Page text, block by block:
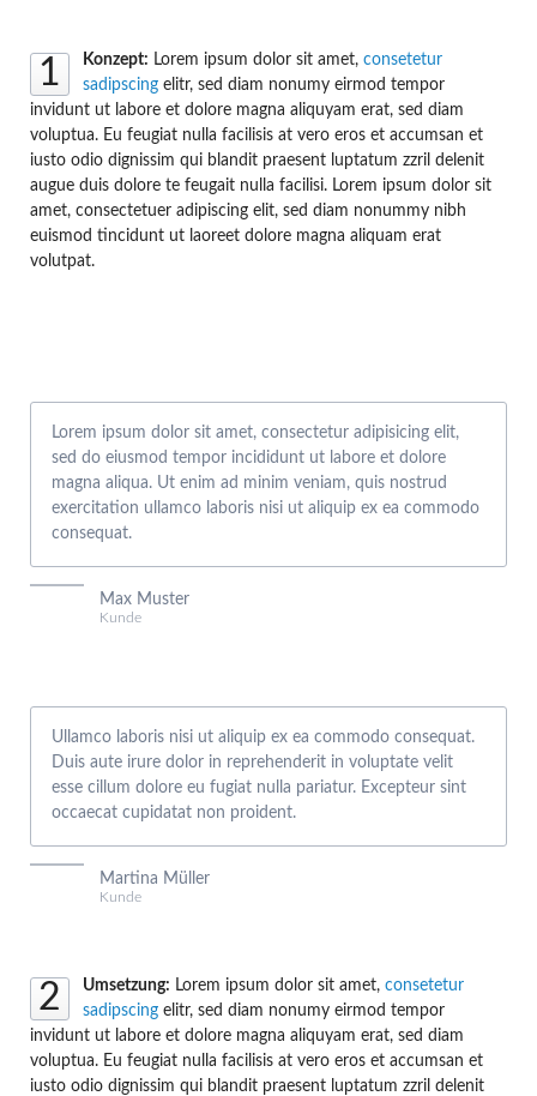
1 Konzept: Lorem ipsum dolor sit amet, consetetur
sadipscingelitr, sed diam nonumy eirmod tempor
invidunt ut labore et dolore magna aliquyam erat, sed diam
voluptua. Eu feugiat nulla facilisis at vero eros et accumsan et
iusto odio dignissim qui blandit praesent luptatum zzril delenit
augue duis dolore te feugait nulla facilisi. Lorem ipsum dolor sit
amet, consectetuer adipiscing elit, sed diam nonummy nibh
euismod tincidunt ut laoreet dolore magna aliquam erat
volutpat.
Lorem ipsum dolor sit amet, consectetur adipisicing elit,
sed do eiusmod tempor incididunt ut labore et dolore
magna aliqua. Ut enim ad minim veniam, quis nostrud
exercitation ullamco laboris nisi ut aliquip ex ea commodo
consequat.
Max Muster
Kunde
Ullamco laboris nisi ut aliquip ex ea commodo consequat.
Duis aute irure dolor in reprehenderit in voluptate velit
esse cillum dolore eu fugiat nulla pariatur. Excepteur sint
occaecat cupidatat non proident.
Martina Müller
Kunde
2 Umsetzung: Lorem ipsum dolor sit amet, consetetur
sadipscingelitr, sed diam nonumy eirmod tempor
invidunt ut labore et dolore magna aliquyam erat, sed diam
voluptua. Eu feugiat nulla facilisis at vero eros et accumsan et
iusto odio dignissim qui blandit praesent luptatum zzril delenit